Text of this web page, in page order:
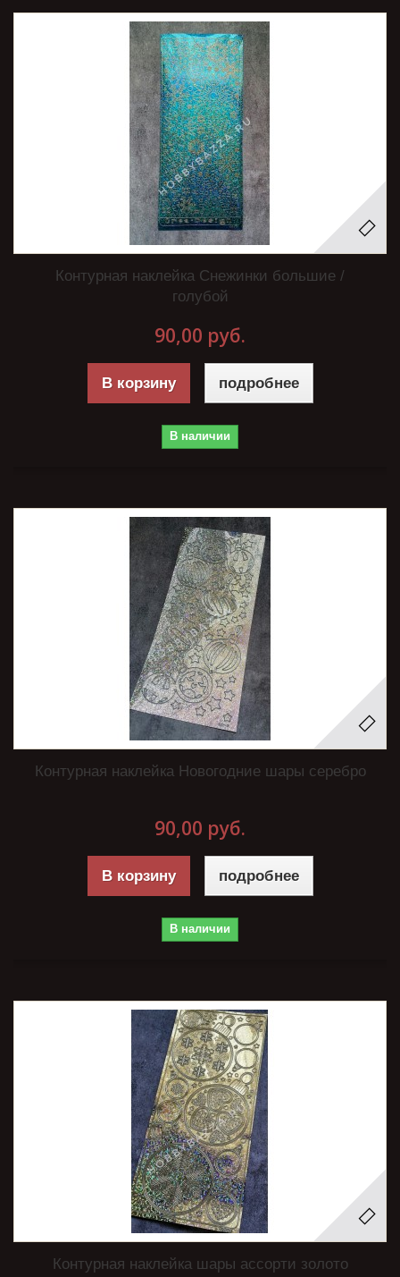
Контурная наклейка Снежинки большие /
голубой
90,00 руб.
В корзину подробнее
В наличии
Контурная наклейка Новогодние шары серебро
90,00 руб.
В корзину подробнее
В наличии
Контурная наклейка шары ассорти золото